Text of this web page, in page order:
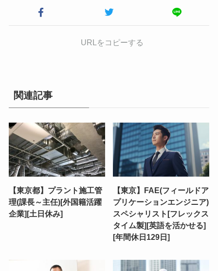
URLをコピーする
関連記事
【東京都】プラント施工管
理(課長～主任)[外国籍活躍
企業][土日休み]
【東京】FAE(フィールドア
プリケーションエンジニア)
スペシャリスト[フレックス
タイム製][英語を活かせる]
[年間休日129日]